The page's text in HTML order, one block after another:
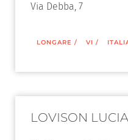
Via Debba, 7
LONGARE / VI /
LOVISON